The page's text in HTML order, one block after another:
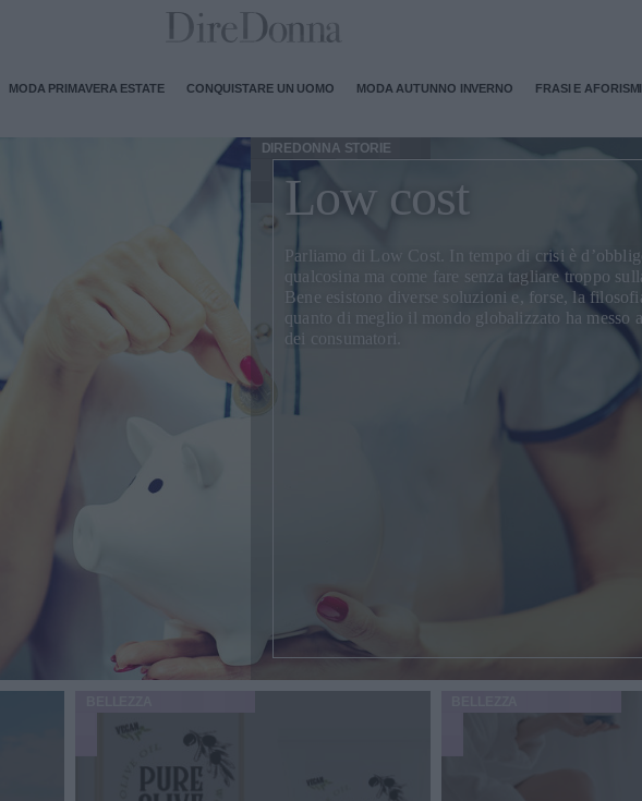
MODA PRIMAVERA ESTATE CONQUISTARE UN UOMO MODA AUTUNNO INVERNO FRASI E AFORISMI
DIREDONNA STORIE
Low cost
Parliamo di Low Cost
. In tempo di crisi è
qualcosina ma come fare senza tagliare troppo
Bene esistono diverse soluzioni e, forse, la
quanto di meglio il mondo globalizzato ha messo
dei consumatori.